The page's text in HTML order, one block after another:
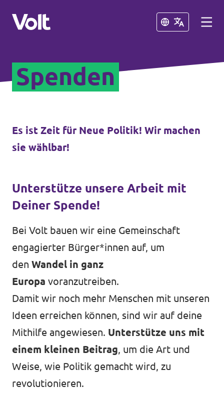
Schließen
Volt in Baden-Württemberg
Volt in Deutschland
Volt in deinem Bundesland
Volt Deutschland Merchandise Shop
Schließen
Über Volt
Neuigkeiten
Unsere Events
Mache bei uns mit!
Deine Spende für Volt!
Jobs bei Volt
Spenden
Es ist Zeit für Neue Politik! Wir machen
sie wählbar!
Unterstütze unsere Arbeit mit
Deiner Spende!
Bei Volt bauen wir eine Gemeinschaft
engagierter Bürger*innen auf, um
den Wandel in ganz
Europa voranzutreiben.
Damit wir noch mehr Menschen mit unseren
Ideen erreichen können, sind wir auf deine
Mithilfe angewiesen. Unterstütze uns mit
einem kleinen Beitrag, um die Art und
Weise, wie Politik gemacht wird, zu
revolutionieren.